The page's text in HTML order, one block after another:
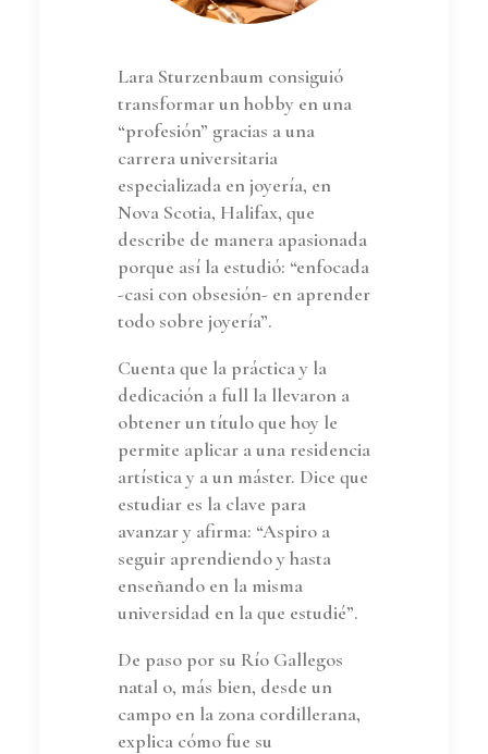
Lara Sturzenbaum consiguió
transformar un hobby en una
“profesión” gracias a una
carrera universitaria
especializada en joyería, en
Nova Scotia, Halifax, que
describe de manera apasionada
porque así la estudió: “enfocada
-casi con obsesión- en aprender
todo sobre joyería”.
Cuenta que la práctica y la
dedicación a full la llevaron a
obtener un título que hoy le
permite aplicar a una residencia
artística y a un máster. Dice que
estudiar es la clave para
avanzar y afirma: “Aspiro a
seguir aprendiendo y hasta
enseñando en la misma
universidad en la que estudié”.
De paso por su Río Gallegos
natal o, más bien, desde un
campo en la zona cordillerana,
explica cómo fue su